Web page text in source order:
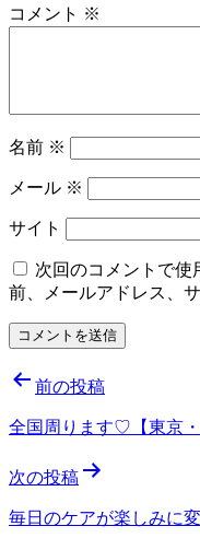
コメント ※
名前 ※
メール ※
サイト
次回のコメントで使
前、メールアドレス、
投
稿
ビ
ゲ
前の投稿
全国周ります♡【東京・
次の投稿
毎日のケアが楽しみに